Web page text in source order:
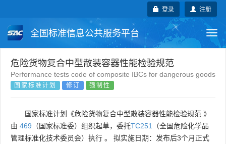
注册
登录
全国标准信息公共服务平台
国家标准 行业标准 地方标准
团体标准 企业标准
国外标准 技术委员会
危险货物复合中型散装容器性能检验规范
Performance tests code of composite IBCs for dangerous goods
国家标准计划 修订 强制性
国家标准计划《危险货物复合中型散装容器性能检验规范 》
由 469 （国家标准委）组织起草，委托TC251
（全国危险化学品
管理标准化技术委员会）执行 。 拟实施日期：发布后3个月正式